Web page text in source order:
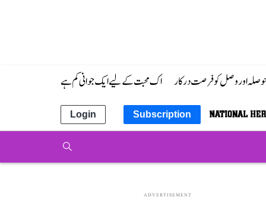
حوصلہ اور وصل کو فرصت درکار اک محبت کے لیے ایک جوانی کم ہے
Subscription
Login
ADVERTISEMENT